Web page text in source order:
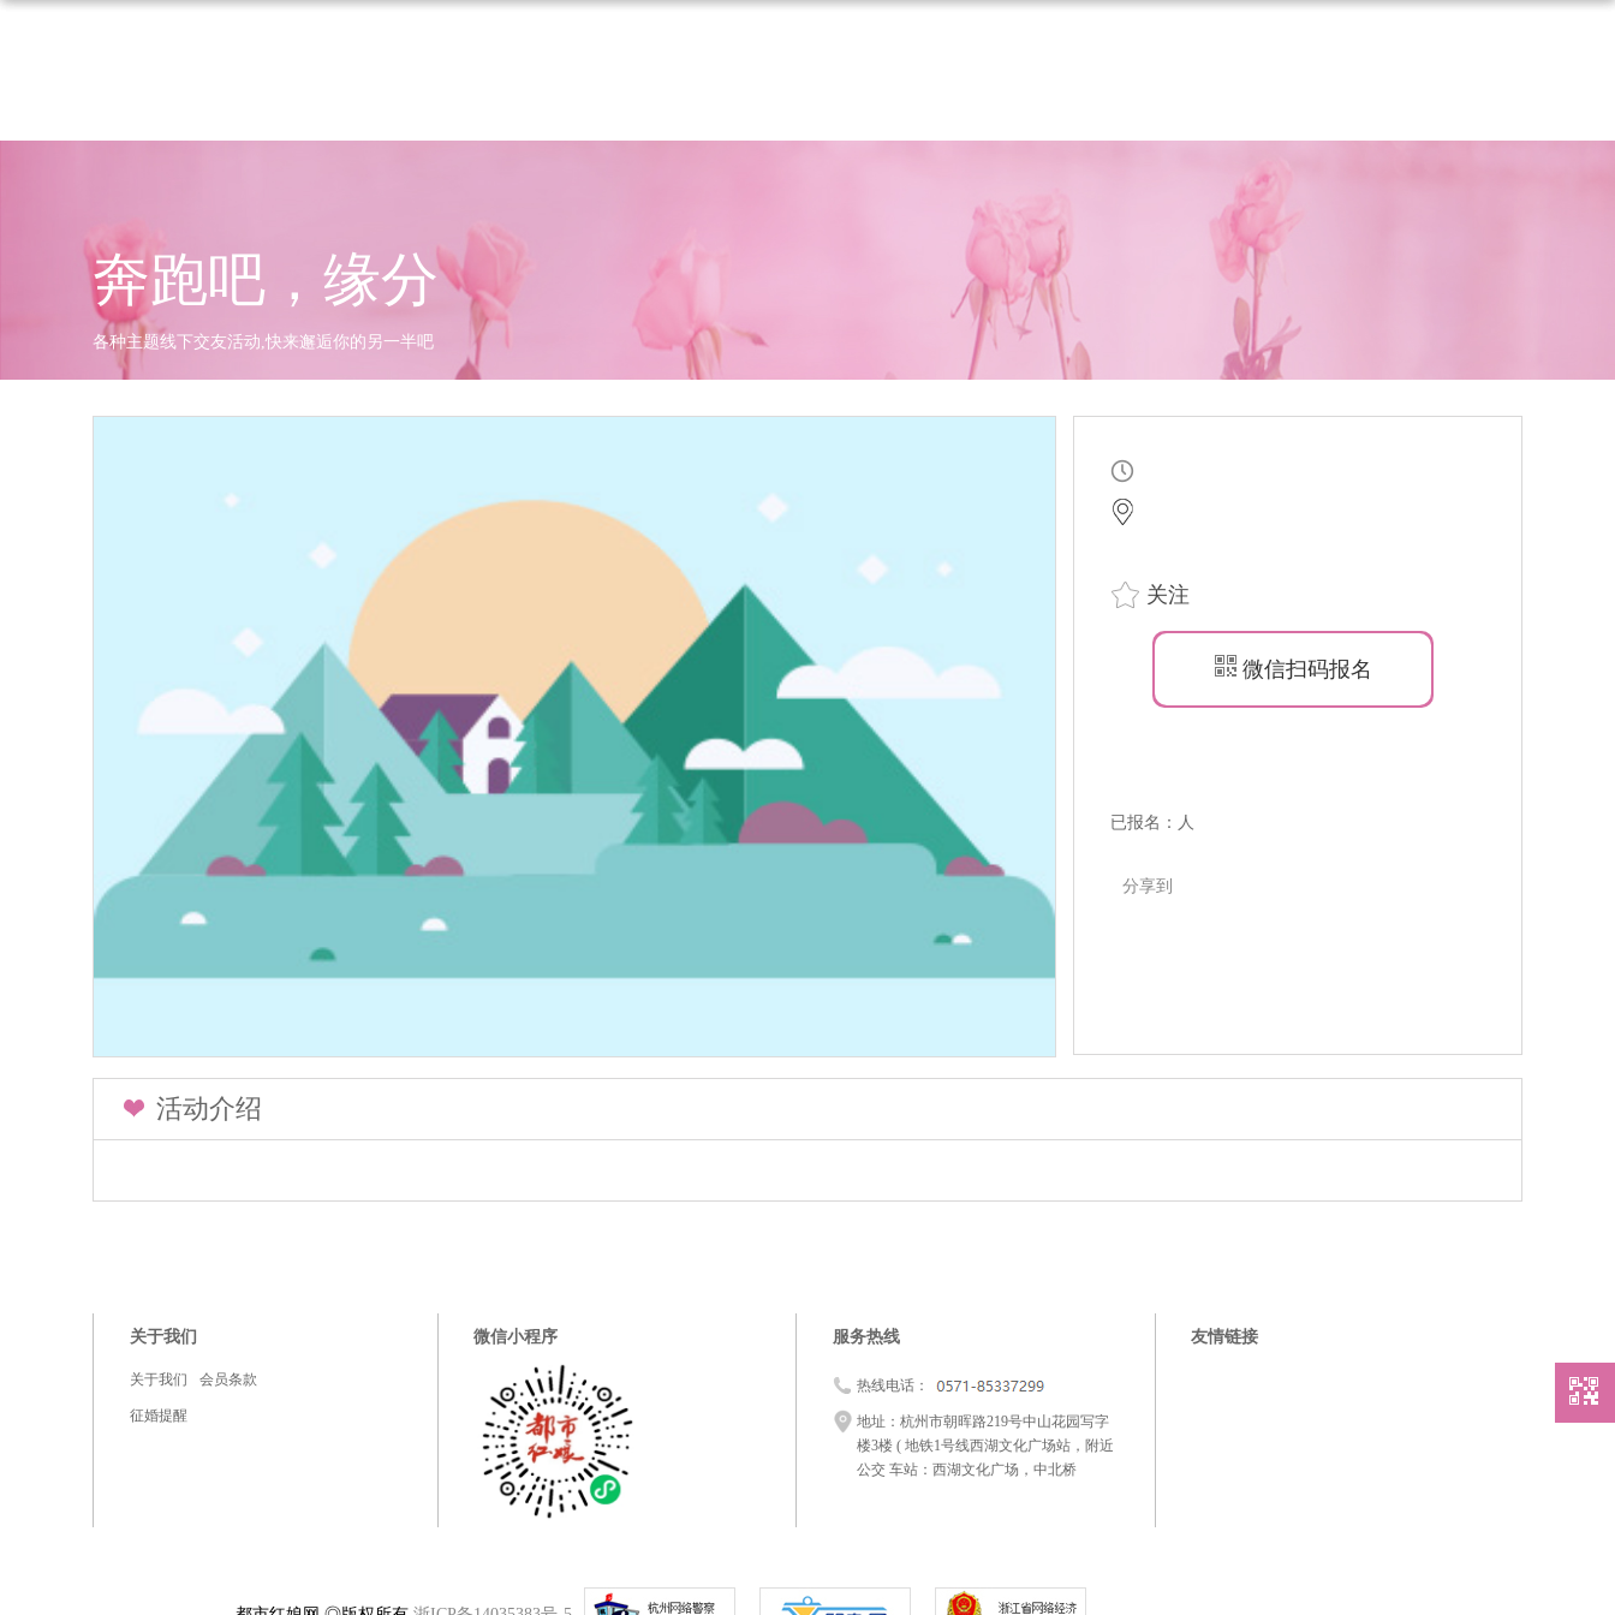
奔跑吧，缘分
各种主题线下交友活动,快来邂逅你的另一半吧
关注
微信扫码报名
已报名：人
分享到
活动介绍
关于我们
关于我们 会员条款
征婚提醒
微信小程序 服务热线
热线电话：
地址：杭州市朝晖路219号中山花园写字
楼3楼 ( 地铁1号线西湖文化广场站，附近
公交 车站：西湖文化广场，中北桥
友情链接